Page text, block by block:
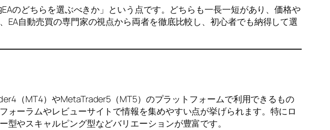
のどちらを選ぶべきか」という点です。どちらも一長一短があり、価格や
自動売買の専門家の視点から両者を徹底比較し、初心者でも納得して選
（MT4）やMetaTrader5（MT5）のプラットフォームで利用できるもの
ーラムやレビューサイトで情報を集めやすい点が挙げられます。特にロ
やスキャルピング型などバリエーションが豊富です。